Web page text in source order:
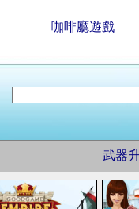
咖啡廳遊戲
武器